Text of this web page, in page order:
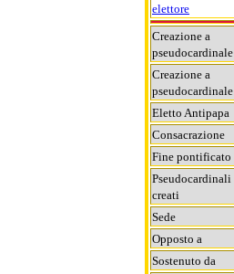
elettore
Creazione a
pseudocardinale
Creazione a
pseudocardinale
Eletto Antipapa
Consacrazione
Fine pontificato
Pseudocardinali
creati
Sede
Opposto a
Sostenuto da